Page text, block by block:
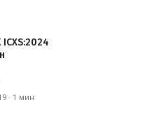
· 1 мин